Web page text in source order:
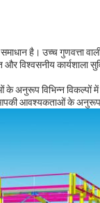
है। उच्च गुणवत्ता
और विश्वसनीय कार्यशाला
के अनुरूप विभिन्न
आपकी आवश्यकताओं के